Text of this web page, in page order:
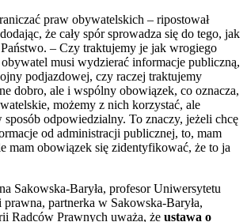
praw obywatelskich – ripostował
że cały spór sprowadza się do tego, jak
– Czy traktujemy je jak wrogiego
musi wydzierać informacje publiczną,
podjazdowej, czy raczej traktujemy
dobro, ale i wspólny obowiązek, co oznacza,
możemy z nich korzystać, ale
odpowiedzialny. To znaczy, jeżeli chcę
od administracji publicznej, to, mam
mam obowiązek się zidentyfikować, że to ja
Sakowska-Baryła, profesor Uniwersytetu
partnerka w Sakowska-Baryła,
Radców Prawnych uważa, że ustawa o